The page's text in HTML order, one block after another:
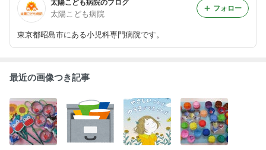
太陽こども病院のブログ
太陽こども病院
東京都昭島市にある小児科専門病院です。
フォロー
最近の画像つき記事